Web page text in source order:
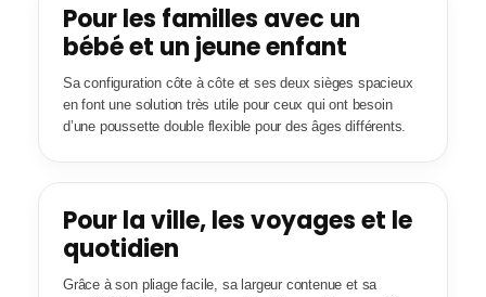
Pour les familles avec un
bébé et un jeune enfant
Sa configuration côte à côte et ses deux sièges spacieux
en font une solution très utile pour ceux qui ont besoin
d’une poussette double flexible pour des âges différents.
Pour la ville, les voyages et le
quotidien
Grâce à son pliage facile, sa largeur contenue et sa